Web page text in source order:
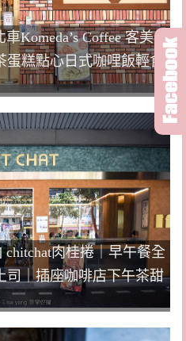
Komeda’s Coffee 客美多
糕點心日式咖哩飯輕食
肉桂捲｜早午餐全
司｜插座咖啡店下午茶甜